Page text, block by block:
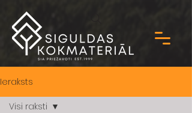
Ieraksts
Visi raksti